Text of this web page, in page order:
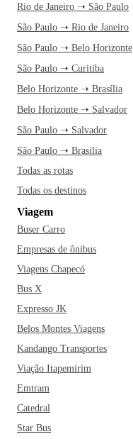
Rio de Janeiro ➝ São Paulo
São Paulo ➝ Rio de Janeiro
São Paulo ➝ Belo Horizonte
São Paulo ➝ Curitiba
Belo Horizonte ➝ Brasília
Belo Horizonte ➝ Salvador
São Paulo ➝ Salvador
São Paulo ➝ Brasília
Todas as rotas
Todas os destinos
Viagem
Buser Carro
Empresas de ônibus
Viagens Chapecó
Bus X
Expresso JK
Belos Montes Viagens
Kandango Transportes
Viação Itapemirim
Emtram
Catedral
Star Bus